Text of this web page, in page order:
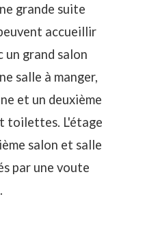
grande suite
accueillir
un grand salon
salle à manger,
et un deuxième
toilettes. L'étage
salon et salle
par une voute